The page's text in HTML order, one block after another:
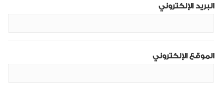
البريد الإلكتروني
الموقع الإلكتروني